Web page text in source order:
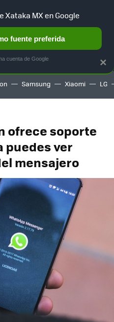
AUTO TERRITORIO
Samsung Xiaomi LG
ofrece soporte
puedes ver
mensajero
×
Xataka MX en Google
fuente preferida
cuenta de Google